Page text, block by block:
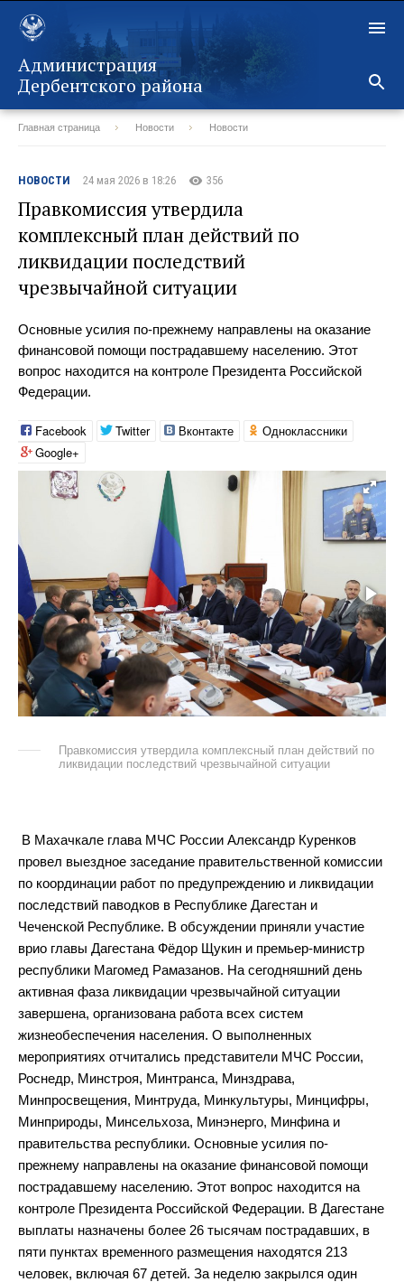
Администрация
Дербентского района
Главная страница Новости Новости
НОВОСТИ 24 мая 2026 в 18:26 356
Правкомиссия утвердила
комплексный план действий по
ликвидации последствий
чрезвычайной ситуации
Основные усилия по-прежнему направлены на оказание
финансовой помощи пострадавшему населению. Этот
вопрос находится на контроле Президента Российской
Федерации.
Facebook Twitter Вконтакте
Одноклассники
Google+
Правкомиссия утвердила комплексный план действий по
ликвидации последствий чрезвычайной ситуации
В Махачкале глава МЧС России Александр Куренков
провел выездное заседание правительственной комиссии
по координации работ по предупреждению и ликвидации
последствий паводков в Республике Дагестан и
Чеченской Республике. В обсуждении приняли участие
врио главы Дагестана Фёдор Щукин и премьер-министр
республики Магомед Рамазанов. На сегодняшний день
активная фаза ликвидации чрезвычайной ситуации
завершена, организована работа всех систем
жизнеобеспечения населения. О выполненных
мероприятиях отчитались представители МЧС России,
Роснедр, Минстроя, Минтранса, Минздрава,
Минпросвещения, Минтруда, Минкультуры, Минцифры,
Минприроды, Минсельхоза, Минэнерго, Минфина и
правительства республики. Основные усилия по-
прежнему направлены на оказание финансовой помощи
пострадавшему населению. Этот вопрос находится на
контроле Президента Российской Федерации. В Дагестане
выплаты назначены более 26 тысячам пострадавших, в
пяти пунктах временного размещения находятся 213
человек, включая 67 детей. За неделю закрылся один